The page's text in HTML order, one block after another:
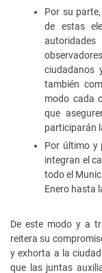
Por su
de estas
ciudadanos
también
modo cada
que
participarán
Por último y
integran el
todo el
Enero hasta
De este modo y a
reitera su
y exhorta a la
que las juntas